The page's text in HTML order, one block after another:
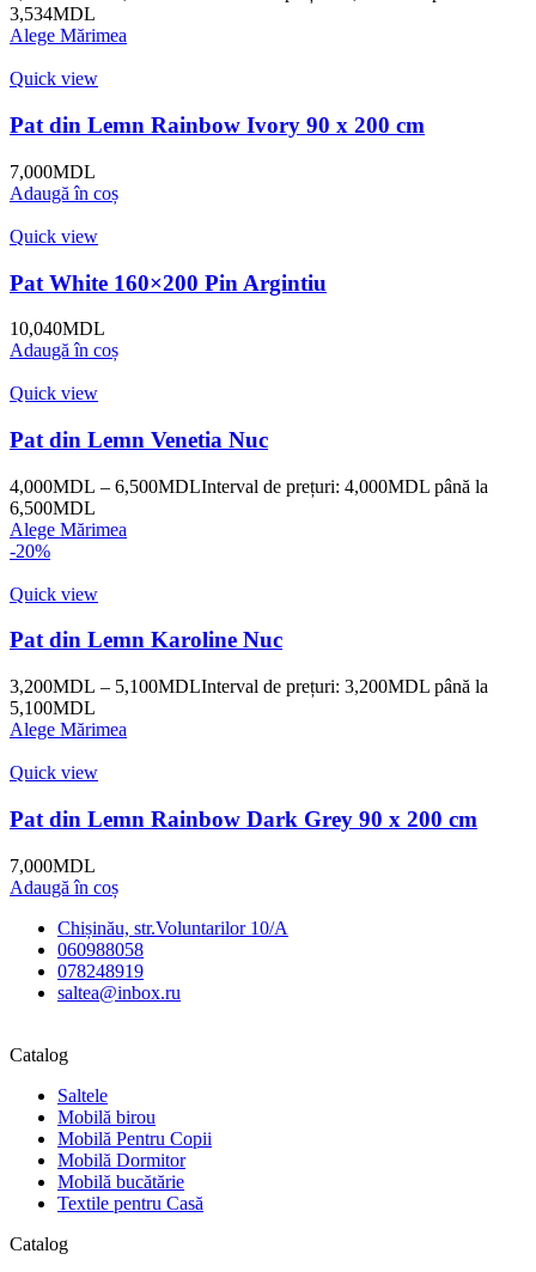
3,534MDL
Alege Mărimea
Quick view
Pat din Lemn Rainbow Ivory 90 x 200 cm
7,000MDL
Adaugă în coș
Quick view
Pat White 160×200 Pin Argintiu
10,040MDL
Adaugă în coș
Quick view
Pat din Lemn Venetia Nuc
4,000MDL – 6,500MDLInterval de prețuri: 4,000MDL până la
6,500MDL
Alege Mărimea
-20%
Quick view
Pat din Lemn Karoline Nuc
3,200MDL – 5,100MDLInterval de prețuri: 3,200MDL până la
5,100MDL
Alege Mărimea
Quick view
Pat din Lemn Rainbow Dark Grey 90 x 200 cm
7,000MDL
Adaugă în coș
Chișinău, str.Voluntarilor 10/A
060988058
078248919
saltea@inbox.ru
Catalog
Saltele
Mobilă birou
Mobilă Pentru Copii
Mobilă Dormitor
Mobilă bucătărie
Textile pentru Casă
Catalog